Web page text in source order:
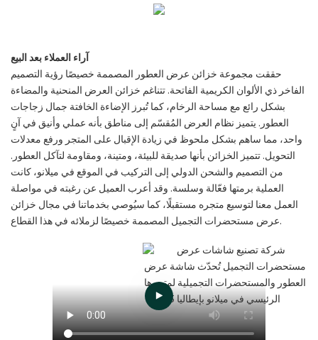
آراء العملاء بعد البيع
حققت مجموعة خزائن عرض العطور المصممة خصيصًا رؤية التصميم
الفاخر ذي الألوان الكريمية الفاتحة. تتناغم خزائن العرض المنحنية والمضاءة
بشكل رائع مع مساحة الرخام، كما تُبرز الإضاءة الخافتة جمال زجاجات
العطور. يتميز نظام العرض المُقسّم إلى مناطق بأنه عملي وأنيق في آنٍ
واحد، مما ساهم بشكل ملحوظ في زيادة الإقبال على المتجر ورفع معدلات
التحويل. تتميز الخزائن بأنها صديقة للبيئة، ومتينة، ومقاومة لتآكل العطور.
من التصميم والشحن الدولي إلى التركيب في الموقع في ميلانو، كانت
العملية برمتها فعّالة وسلسة. وقد أعرب العميل عن رغبته في مواصلة
العمل معنا لتوسيع متجره مستقبلًا، كما سيُوصي بخدماتنا في مجال خزائن
عرض مستحضرات التجميل المصممة خصيصًا لزملائه في هذا القطاع.